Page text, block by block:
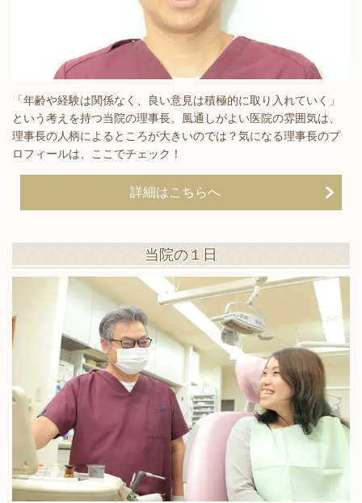
「年齢や経験は関係なく、良い意見は積極的に取り入れていく」
という考えを持つ当院の理事長。風通しがよい医院の雰囲気は、
理事長の人柄によるところが大きいのでは？気になる理事長のプ
ロフィールは、ここでチェック！
詳細はこちらへ
当院の１日